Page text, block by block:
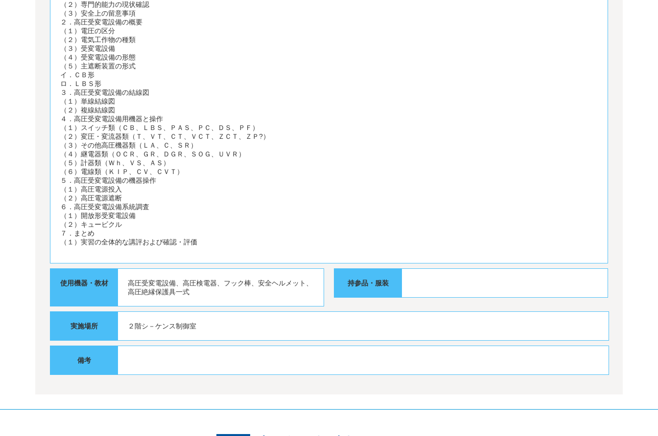
（２）専門的能力の現状確認
（３）安全上の留意事項
２．高圧受変電設備の概要
（１）電圧の区分
（２）電気工作物の種類
（３）受変電設備
（４）受変電設備の形態
（５）主遮断装置の形式
イ．ＣＢ形
ロ．ＬＢＳ形
３．高圧受変電設備の結線図
（１）単線結線図
（２）複線結線図
４．高圧受変電設備用機器と操作
（１）スイッチ類（ＣＢ、ＬＢＳ、ＰＡＳ、ＰＣ、ＤＳ、ＰＦ）
（２）変圧・変流器類（Ｔ、ＶＴ、ＣＴ、ＶＣＴ、ＺＣＴ、ＺＰ?）
（３）その他高圧機器類（ＬＡ、Ｃ、ＳＲ）
（４）継電器類（ＯＣＲ、ＧＲ、ＤＧＲ、ＳＯＧ、ＵＶＲ）
（５）計器類（Ｗｈ、ＶＳ、ＡＳ）
（６）電線類（ＫＩＰ、ＣＶ、ＣＶＴ）
５．高圧受変電設備の機器操作
（１）高圧電源投入
（２）高圧電源遮断
６．高圧受変電設備系統調査
（１）開放形受変電設備
（２）キュービクル
７．まとめ
（１）実習の全体的な講評および確認・評価
使用機器・教材
高圧受変電設備、高圧検電器、フック棒、安全ヘルメット、
高圧絶縁保護具一式
持参品・服装
実施場所 ２階シ－ケンス制御室
備考